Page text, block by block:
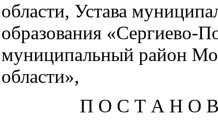
области, Устава
образования «Сергиево-
муниципальный район
области»,
П О С Т А Н О